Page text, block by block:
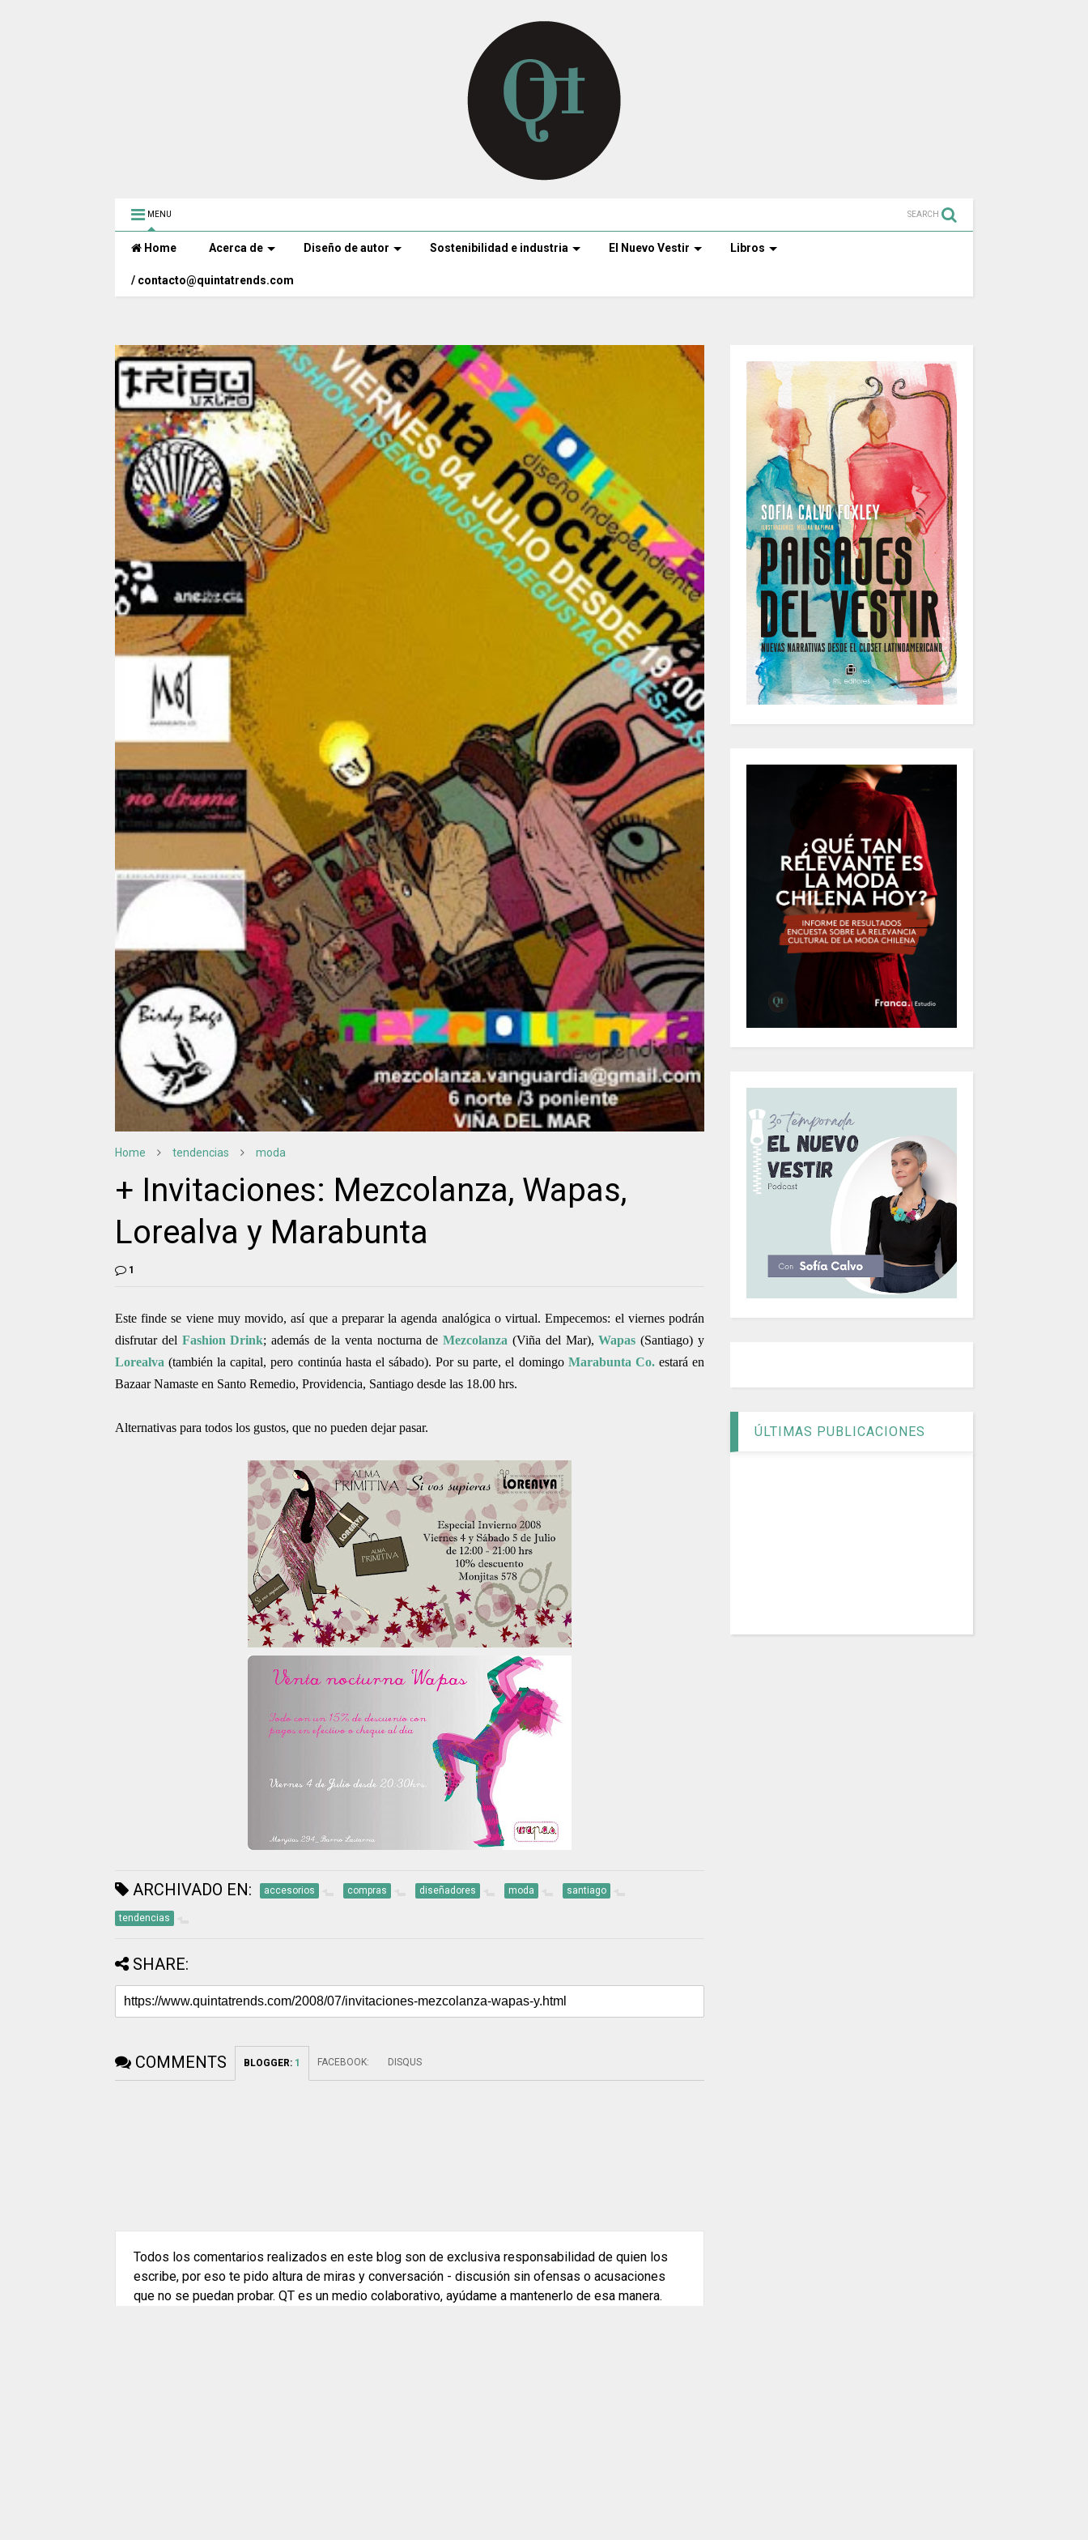
MENU SEARCH
Home Acerca de Diseño de autor Sostenibilidad e industria El Nuevo Vestir Libros
/ contacto@quintatrends.com
Home tendencias moda
+ Invitaciones: Mezcolanza, Wapas,
Lorealva y Marabunta
1
Este finde se viene muy movido, así que a preparar la agenda analógica o virtual. Empecemos: el viernes podrán
disfrutar del Fashion Drink; además de la venta nocturna deMezcolanza (Viña del Mar),Wapas (Santiago) y
Lorealva (también la capital, pero continúa hasta el sábado). Por su parte, el domingo Marabunta Co.estará en
Bazaar Namaste en Santo Remedio, Providencia, Santiago desde las 18.00 hrs.
Alternativas para todos los gustos, que no pueden dejar pasar.
ARCHIVADO EN: accesorios compras diseñadores moda santiago
tendencias
SHARE:
COMMENTS BLOGGER: 1 FACEBOOK: DISQUS
Todos los comentarios realizados en este blog son de exclusiva responsabilidad de quien los
escribe, por eso te pido altura de miras y conversación - discusión sin ofensas o acusaciones
que no se puedan probar. QT es un medio colaborativo, ayúdame a mantenerlo de esa manera.
ÚLTIMAS PUBLICACIONES